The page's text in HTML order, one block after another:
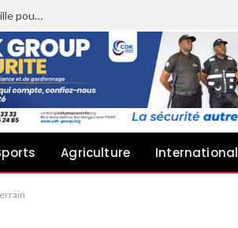
Sheyi Adebayor aux côtés de CDK GROUP : Un soutien de taille pour le concert de Joachin Migos
Agriculture International